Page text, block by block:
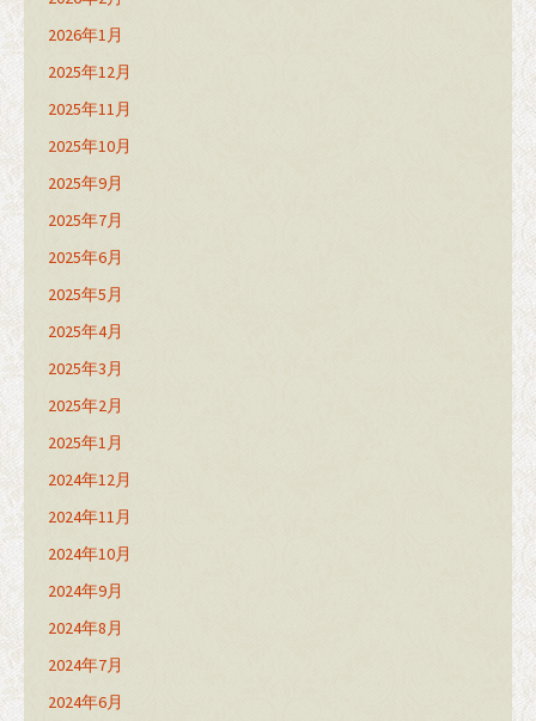
2026年1月
2025年12月
2025年11月
2025年10月
2025年9月
2025年7月
2025年6月
2025年5月
2025年4月
2025年3月
2025年2月
2025年1月
2024年12月
2024年11月
2024年10月
2024年9月
2024年8月
2024年7月
2024年6月